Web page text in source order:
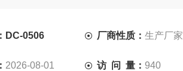
DC-0506 厂商性质：生产厂家
2026-08-01 访 问 量： 940